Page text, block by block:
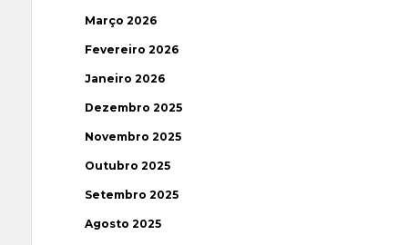
Março 2026
Fevereiro 2026
Janeiro 2026
Dezembro 2025
Novembro 2025
Outubro 2025
Setembro 2025
Agosto 2025